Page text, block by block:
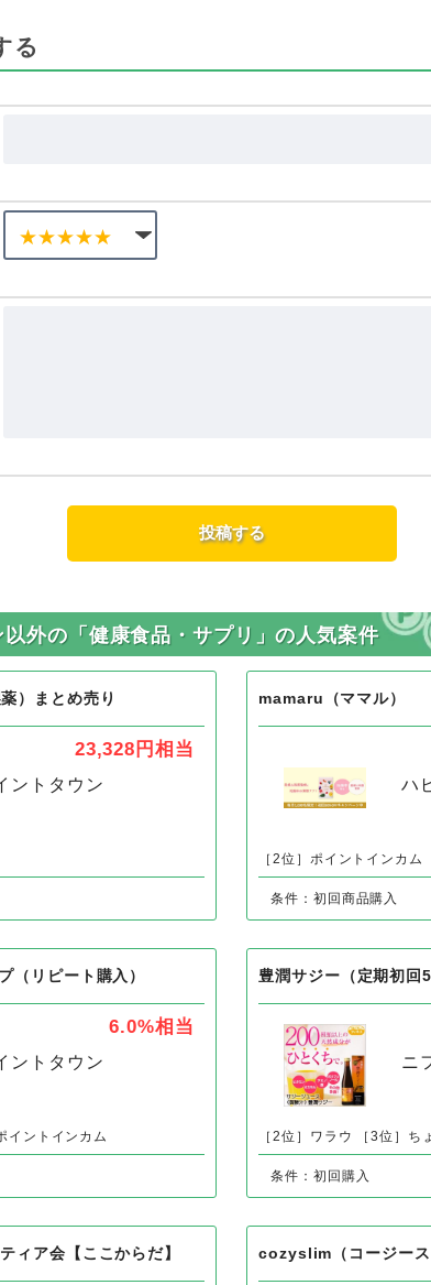
る
外の「健康食品・サプリ」の人気案件
）まとめ売り
ントタウン
mamaru（ママル）
ハ
（リピート購入）
ントタウン
豊潤サジー（定期初回
ニ